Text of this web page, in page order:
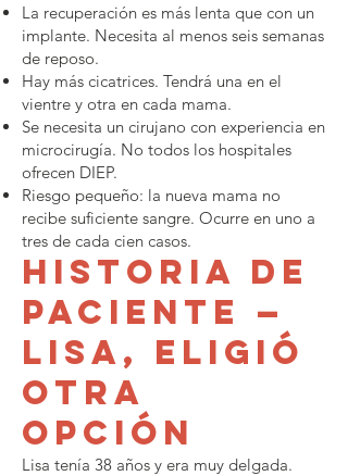
La recuperación es más lenta que con un
implante. Necesita al menos seis semanas
de reposo.
Hay más cicatrices. Tendrá una en el
vientre y otra en cada mama.
Se necesita un cirujano con experiencia en
microcirugía. No todos los hospitales
ofrecen DIEP.
Riesgo pequeño: la nueva mama no
recibe suficiente sangre. Ocurre en uno a
tres de cada cien casos.
Historia de
paciente —
Lisa, eligió
otra
opción
Lisa tenía 38 años y era muy delgada.